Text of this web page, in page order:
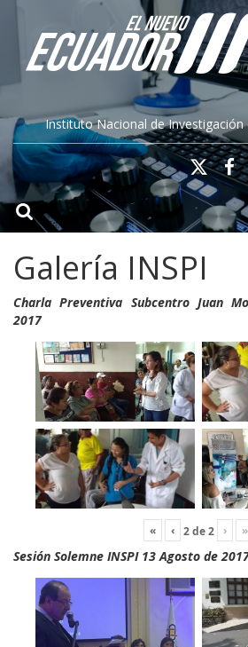
Instituto Nacional de Investigación
Galería INSPI
Charla Preventiva Subcentro Juan
2017
« ‹ 2de2 › »
Sesión Solemne INSPI 13 Agosto de